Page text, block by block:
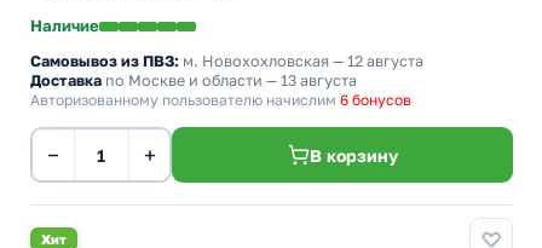
Наличие
Самовывоз из ПВЗ: м. Новохохловская — 12 августа
Доставка по Москве и области — 13 августа
Авторизованному пользователю начислим 6 бонусов
− + В корзину
Хит